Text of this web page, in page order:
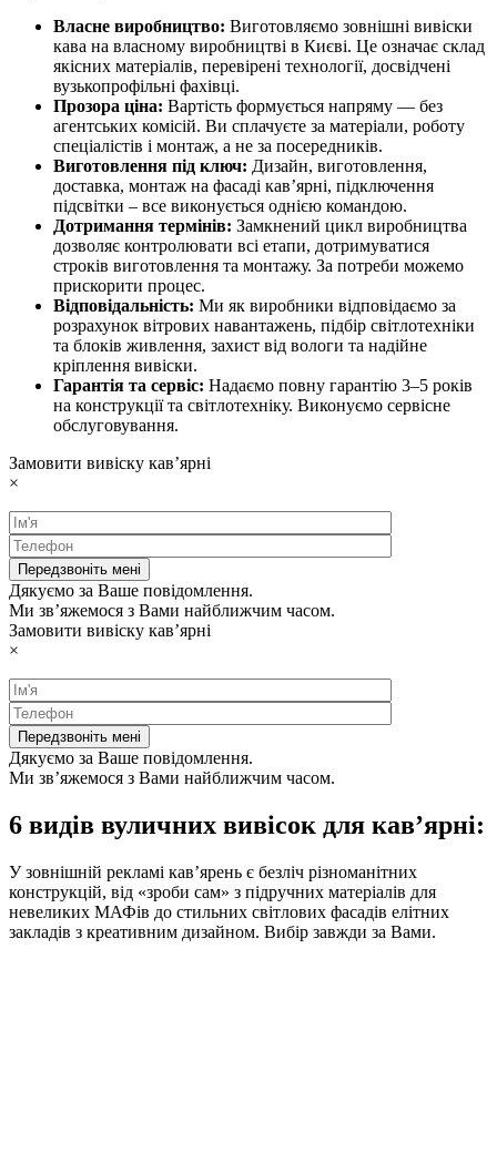
Власне виробництво: Виготовляємо зовнішні вивіски
кава на власному виробництві в Києві. Це означає склад
якісних матеріалів, перевірені технології, досвідчені
вузькопрофільні фахівці.
Прозора ціна: Вартість формується напряму — без
агентських комісій. Ви сплачуєте за матеріали, роботу
спеціалістів і монтаж, а не за посередників.
Виготовлення під ключ: Дизайн, виготовлення,
доставка, монтаж на фасаді кав’ярні, підключення
підсвітки – все виконується однією командою.
Дотримання термінів: Замкнений цикл виробництва
дозволяє контролювати всі етапи, дотримуватися
строків виготовлення та монтажу. За потреби можемо
прискорити процес.
Відповідальність: Ми як виробники відповідаємо за
розрахунок вітрових навантажень, підбір світлотехніки
та блоків живлення, захист від вологи та надійне
кріплення вивіски.
Гарантія та сервіс: Надаємо повну гарантію 3–5 років
на конструкції та світлотехніку. Виконуємо сервісне
обслуговування.
Замовити вивіску кав’ярні
×
Дякуємо за Ваше повідомлення.
Ми зв’яжемося з Вами найближчим часом.
Замовити вивіску кав’ярні
×
Дякуємо за Ваше повідомлення.
Ми зв’яжемося з Вами найближчим часом.
6 видів вуличних вивісок для кав’ярні:
У зовнішній рекламі кав’ярень є безліч різноманітних
конструкцій, від «зроби сам» з підручних матеріалів для
невеликих МАФів до стильних світлових фасадів елітних
закладів з креативним дизайном. Вибір завжди за Вами.